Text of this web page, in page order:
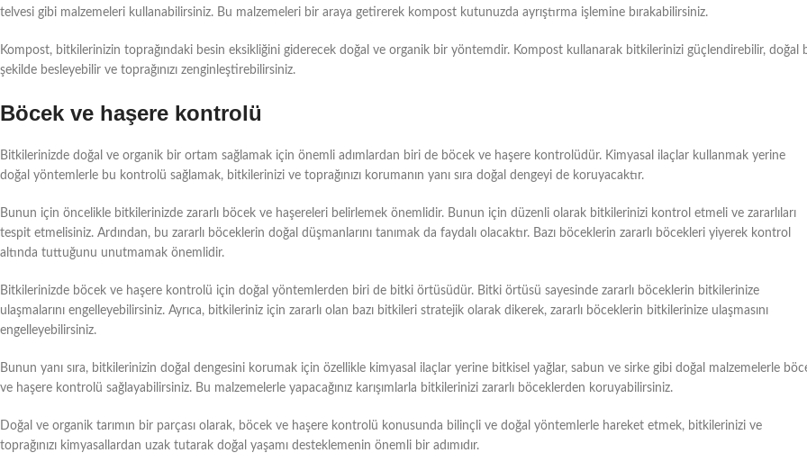
telvesi gibi malzemeleri kullanabilirsiniz. Bu malzemeleri bir araya getirerek kompost kutunuzda ayrıştırma işlemine bırakabilirsiniz.
Kompost, bitkilerinizin toprağındaki besin eksikliğini giderecek doğal ve organik bir yöntemdir. Kompost kullanarak bitkilerinizi güçlendirebilir, doğal
şekilde besleyebilir ve toprağınızı zenginleştirebilirsiniz.
Böcek ve haşere kontrolü
Bitkilerinizde doğal ve organik bir ortam sağlamak için önemli adımlardan biri de böcek ve haşere kontrolüdür. Kimyasal ilaçlar kullanmak yerine
doğal yöntemlerle bu kontrolü sağlamak, bitkilerinizi ve toprağınızı korumanın yanı sıra doğal dengeyi de koruyacaktır.
Bunun için öncelikle bitkilerinizde zararlı böcek ve haşereleri belirlemek önemlidir. Bunun için düzenli olarak bitkilerinizi kontrol etmeli ve zararlıları
tespit etmelisiniz. Ardından, bu zararlı böceklerin doğal düşmanlarını tanımak da faydalı olacaktır. Bazı böceklerin zararlı böcekleri yiyerek kontrol
altında tuttuğunu unutmamak önemlidir.
Bitkilerinizde böcek ve haşere kontrolü için doğal yöntemlerden biri de bitki örtüsüdür. Bitki örtüsü sayesinde zararlı böceklerin bitkilerinize
ulaşmalarını engelleyebilirsiniz. Ayrıca, bitkileriniz için zararlı olan bazı bitkileri stratejik olarak dikerek, zararlı böceklerin bitkilerinize ulaşmasını
engelleyebilirsiniz.
Bunun yanı sıra, bitkilerinizin doğal dengesini korumak için özellikle kimyasal ilaçlar yerine bitkisel yağlar, sabun ve sirke gibi doğal malzemelerle
ve haşere kontrolü sağlayabilirsiniz. Bu malzemelerle yapacağınız karışımlarla bitkilerinizi zararlı böceklerden koruyabilirsiniz.
Doğal ve organik tarımın bir parçası olarak, böcek ve haşere kontrolü konusunda bilinçli ve doğal yöntemlerle hareket etmek, bitkilerinizi ve
toprağınızı kimyasallardan uzak tutarak doğal yaşamı desteklemenin önemli bir adımıdır.